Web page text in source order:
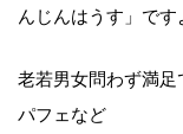
んじんはうす」です
老若男女問わず満
パフェなど